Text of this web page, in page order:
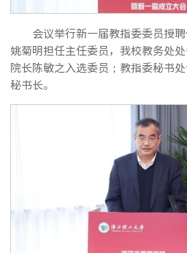
会议举行新一届教指委委员授
姚菊明担任主任委员，我校教务处
院长陈敏之入选委员；教指委秘书
秘书长。